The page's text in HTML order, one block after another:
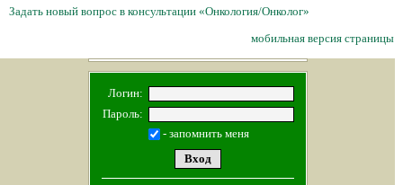
Задать новый вопрос в консультации «Онкология/Онколог»
мобильная версия страницы
Логин:
Пароль:
- запомнить меня